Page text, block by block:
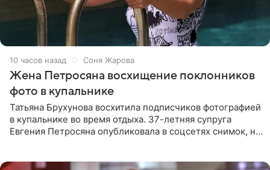
10 часов назад Соня Жарова
Жена Петросяна восхищение поклонников
фото в купальнике
Татьяна Брухунова восхитила подписчиков фотографией
в купальнике во время отдыха. 37-летняя супруга
Евгения Петросяна опубликовала в соцсетях снимок, на